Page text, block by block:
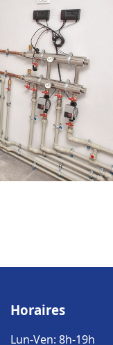
Horaires
Lun-Ven: 8h-19h